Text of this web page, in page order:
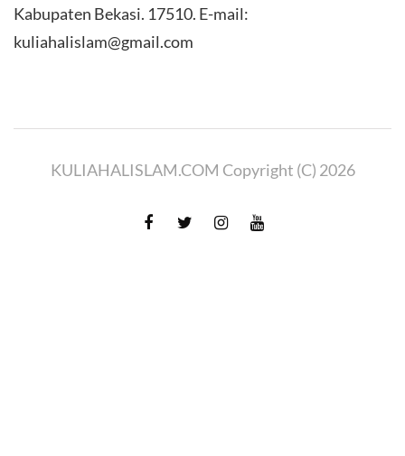
Kabupaten Bekasi. 17510. E-mail:
kuliahalislam@gmail.com
KULIAHALISLAM.COM Copyright (C) 2026